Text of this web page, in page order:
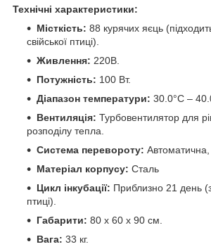
Технічні характеристики:
Місткість: 88 курячих яєць
свійської птиці).
Живлення: 220В.
Потужність: 100 Вт.
Діапазон температури: 30.0°C –
Вентиляція: Турбовентилятор для
розподілу тепла.
Система перевороту: Автоматична,
Матеріал корпусу: Сталь
Цикл інкубації: Приблизно 21 день
птиці).
Габарити: 80 х 60 х 90 см.
Вага: 33 кг.